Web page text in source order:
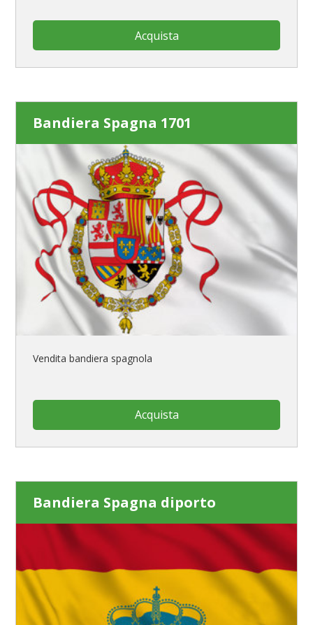
Acquista
Bandiera Spagna 1701
Vendita bandiera spagnola
Acquista
Bandiera Spagna diporto